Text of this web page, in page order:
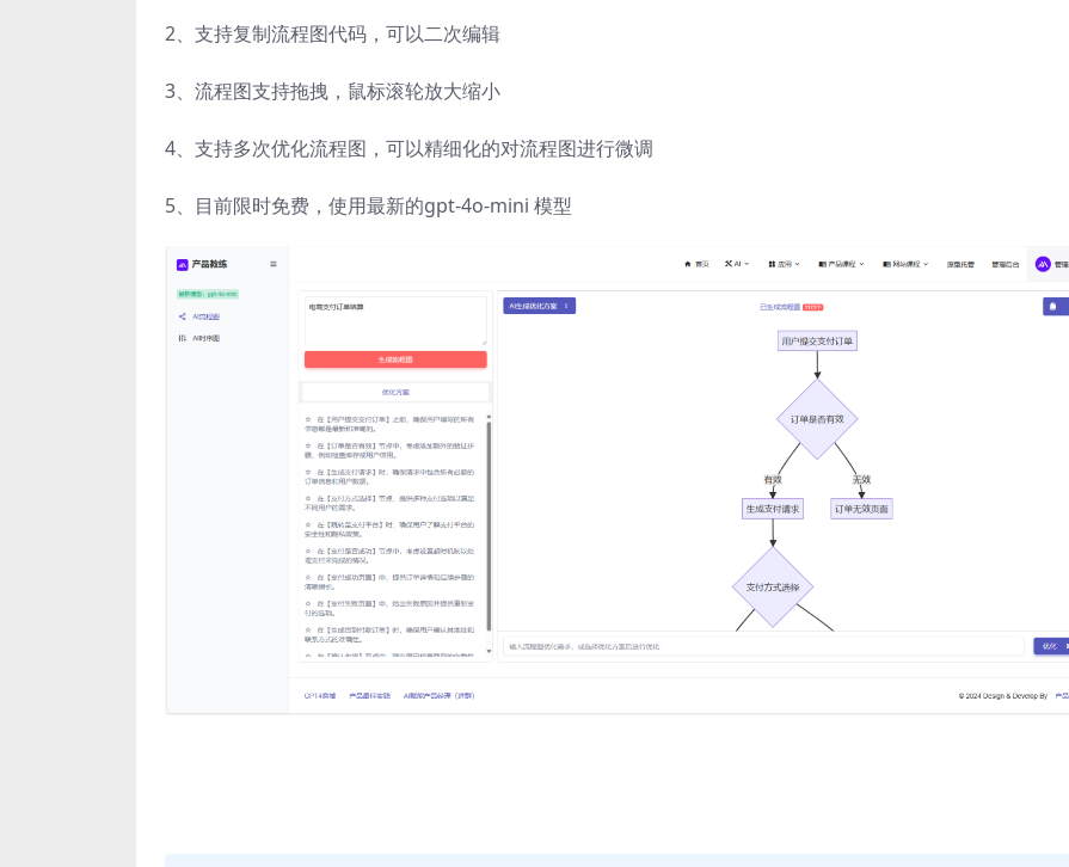
2、支持复制流程图代码，可以二次编辑
3、流程图支持拖拽，鼠标滚轮放大缩小
4、支持多次优化流程图，可以精细化的对流程图进行微调
5、目前限时免费，使用最新的gpt-4o-mini 模型